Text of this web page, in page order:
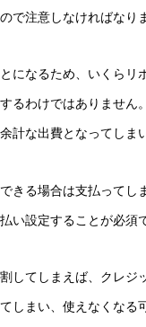
で注意しなければなり
になるため、いくらリ
るわけではありません
計な出費となってしま
きる場合は支払ってし
い設定することが必須
してしまえば、クレジ
しまい、使えなくなる